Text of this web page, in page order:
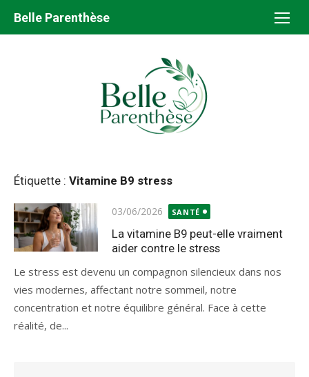
Belle Parenthèse
Étiquette : Vitamine B9 stress
Publié
le
03/06/2026 SANTÉ
La vitamine B9 peut-elle vraiment
aider contre le stress
Le stress est devenu un compagnon silencieux dans nos
vies modernes, affectant notre sommeil, notre
concentration et notre équilibre général. Face à cette
réalité, de...